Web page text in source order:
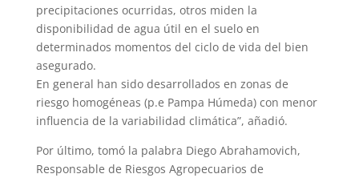
precipitaciones ocurridas, otros miden la
disponibilidad de agua útil en el suelo en
determinados momentos del ciclo de vida del bien
asegurado.
En general han sido desarrollados en zonas de
riesgo homogéneas (p.e Pampa Húmeda) con menor
influencia de la variabilidad climática”, añadió.
Por último, tomó la palabra Diego Abrahamovich,
Responsable de Riesgos Agropecuarios de